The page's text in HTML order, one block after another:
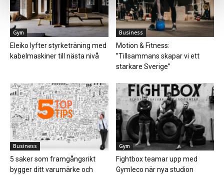
Gym
Eleiko lyfter styrketräning med
kabelmaskiner till nästa nivå
Business
Motion & Fitness:
”Tillsammans skapar vi ett
starkare Sverige”
Business
5 saker som framgångsrikt
bygger ditt varumärke och
Gym
Fightbox teamar upp med
Gymleco när nya studion